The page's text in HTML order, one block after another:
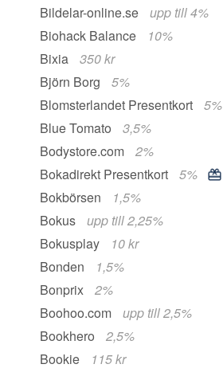
Bildelar-online.se
upp till 4%
Biohack Balance
10%
Bixia
350 kr
Björn Borg
5%
Blomsterlandet Presentkort
5%
Blue Tomato
3,5%
Bodystore.com
2%
Bokadirekt Presentkort
5%
Bokbörsen
1,5%
Bokus
upp till 2,25%
Bokusplay
10 kr
Bonden
1,5%
Bonprix
2%
Boohoo.com
upp till 2,5%
Bookhero
2,5%
Bookie
115 kr